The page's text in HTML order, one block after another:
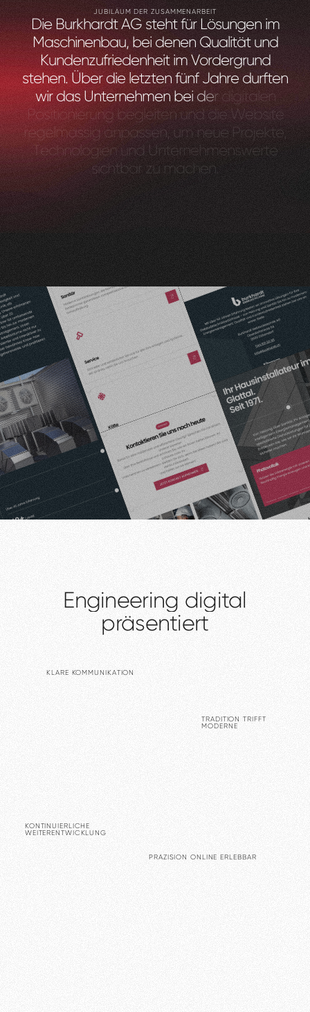
JUBILÄUM DER ZUSAMMENARBEIT
Die Burkhardt AG steht für Lösungen im
Maschinenbau, bei denen Qualität und
Kundenzufriedenheit im Vordergrund
stehen. Über die letzten fünf Jahre durften
wir das Unternehmen bei der digitalen
Positionierung begleiten und die Website
regelmässig anpassen um neue Projekte
Technologien und Unternehmenswerte
sichtbar zu machen
Engineering digital
präsentiert
KLARE KOMMUNIKATION
TRADITION TRIFFT
MODERNE
KONTINUIERLICHE
WEITERENTWICKLUNG
PRÄZISION ONLINE ERLEBBAR